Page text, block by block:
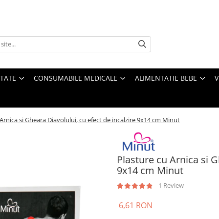
CONSUMABILE MEDICALE ALIMENTATIE BEBE
si Gheara Diavolului, cu efect de incalzire 9x14 cm Minut
Plasture cu Arnica si
9x14 cm Minut
1 Review
6,61 RON